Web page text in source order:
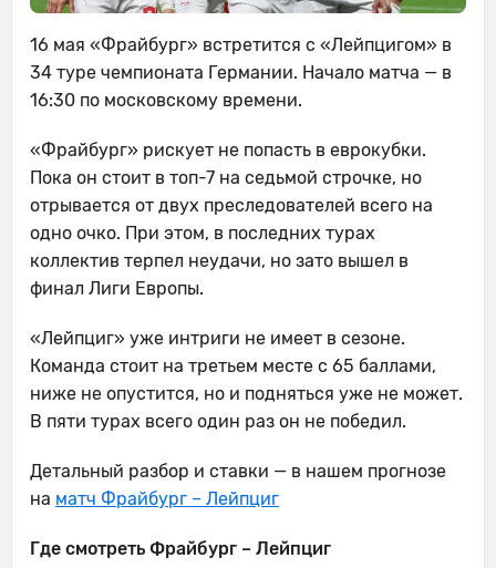
16 мая «Фрайбург» встретится с «Лейпцигом» в
34 туре чемпионата Германии. Начало матча — в
16:30 по московскому времени.
«Фрайбург» рискует не попасть в еврокубки.
Пока он стоит в топ-7 на седьмой строчке, но
отрывается от двух преследователей всего на
одно очко. При этом, в последних турах
коллектив терпел неудачи, но зато вышел в
финал Лиги Европы.
«Лейпциг» уже интриги не имеет в сезоне.
Команда стоит на третьем месте с 65 баллами,
ниже не опустится, но и подняться уже не может.
В пяти турах всего один раз он не победил.
Детальный разбор и ставки — в нашем прогнозе
на матч Фрайбург – Лейпциг
Где смотреть Фрайбург – Лейпциг